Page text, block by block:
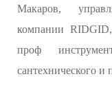
Макаров,
компании
проф
сантехнического